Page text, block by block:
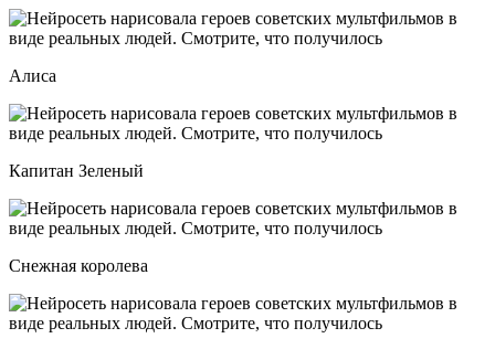
Алиса
Капитан Зеленый
Снежная королева